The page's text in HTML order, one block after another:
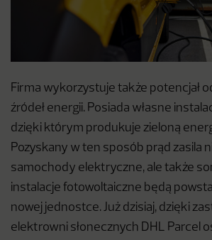
Firma wykorzystuje także potencjał
źródeł energii. Posiada własne
dzięki którym produkuje zieloną
Pozyskany w ten sposób prąd zasila
samochody elektryczne, ale także
instalacje fotowoltaiczne będą
nowej jednostce. Już dzisiaj, dzięki
elektrowni słonecznych DHL Parcel